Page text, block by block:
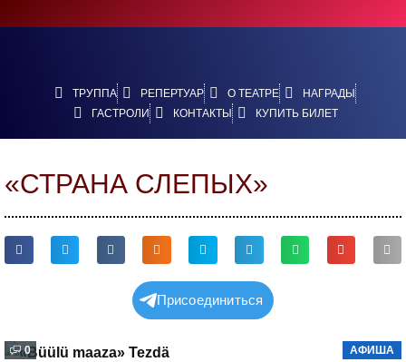
ТРУППА РЕПЕРТУАР О ТЕАТРЕ
НАГРАДЫ
ГАСТРОЛИ
КОНТАКТЫ КУПИТЬ БИЛЕТ
«СТРАНА СЛЕПЫХ»
Присоединиться
0 АФИША